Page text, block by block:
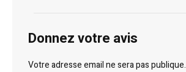
Donnez votre avis
Votre adresse email ne sera pas publique.